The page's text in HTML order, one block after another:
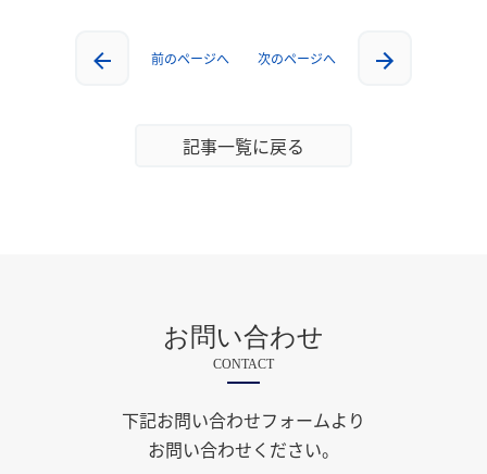
前のページへ 次のページへ
記事一覧に戻る
お問い合わせ
CONTACT
下記お問い合わせフォームより
お問い合わせください。